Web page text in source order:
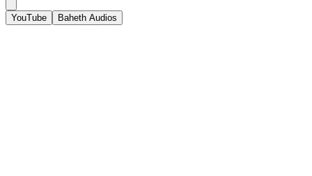
YouTube Baheth Audios